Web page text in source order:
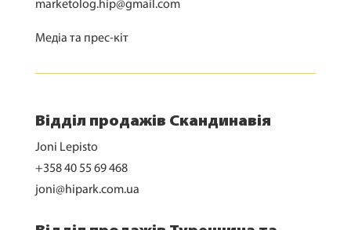
marketolog.hip@gmail.com
Медіа та прес-кіт
Відділ продажів Скандинавія
Joni Lepisto
+358 40 55 69 468
joni@hipark.com.ua